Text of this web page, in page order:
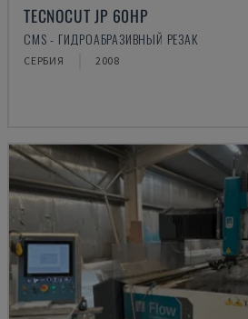
TECNOCUT JP 60HP
CMS - ГИДРОАБРАЗИВНЫЙ РЕЗАК
СЕРБИЯ 2008